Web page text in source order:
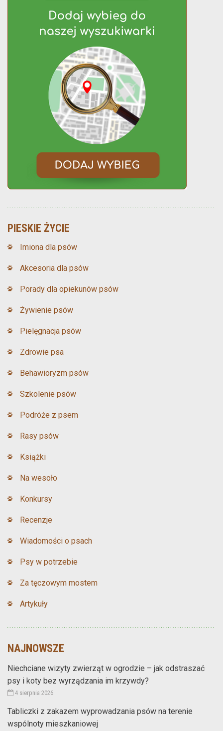
PIESKIE ŻYCIE
Imiona dla psów
Akcesoria dla psów
Porady dla opiekunów psów
Żywienie psów
Pielęgnacja psów
Zdrowie psa
Behawioryzm psów
Szkolenie psów
Podróże z psem
Rasy psów
Książki
Na wesoło
Konkursy
Recenzje
Wiadomości o psach
Psy w potrzebie
Za tęczowym mostem
Artykuły
NAJNOWSZE
Niechciane wizyty zwierząt w ogrodzie – jak odstraszać
psy i koty bez wyrządzania im krzywdy?
4 sierpnia 2026
Tabliczki z zakazem wyprowadzania psów na terenie
wspólnoty mieszkaniowej